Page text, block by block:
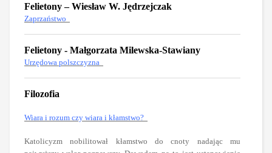
Felietony – Wiesław W. Jędrzejczak
Zaprzaństwo
Felietony - Małgorzata Milewska-Stawiany
Urzędowa polszczyzna
Filozofia
Wiara i rozum czy wiara i kłamstwo?
Katolicyzm nobilitował kłamstwo do cnoty nadając mu